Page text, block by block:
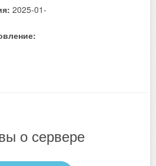
2025-01-
о сервере